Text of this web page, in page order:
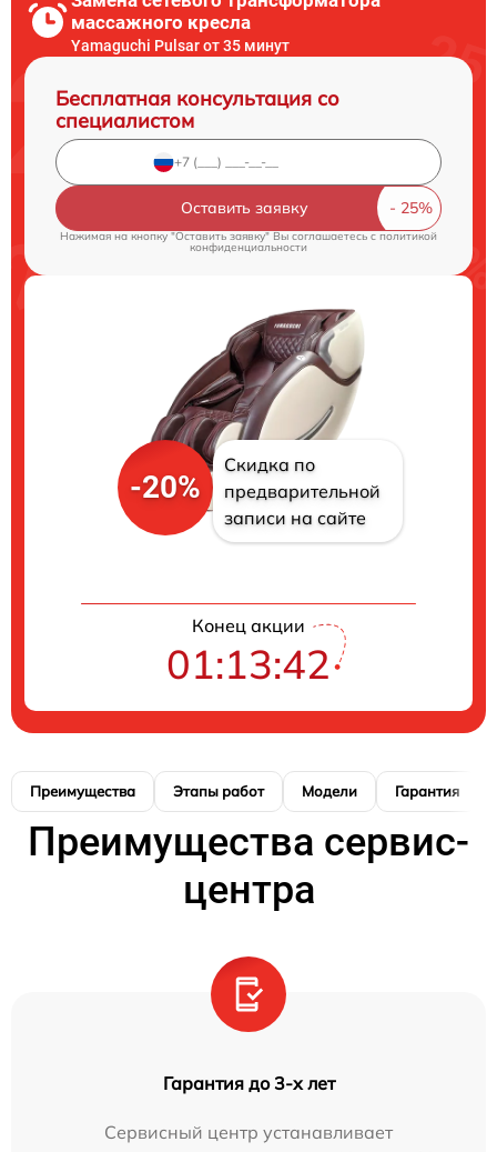
массажного кресла
Yamaguchi Pulsar от 35 минут
Бесплатная консультация со
специалистом
Оставить заявку
Нажимая на кнопку "Оставить заявку" Вы соглашаетесь cполитикой
конфиденциальности
-20%
Скидка по
предварительной
записи на сайте
Конец акции
01:13:41
Преимущества Этапы работ Модели Гарантия
Преимущества сервис-
центра
Гарантия до 3-х лет
Сервисный центр устанавливает